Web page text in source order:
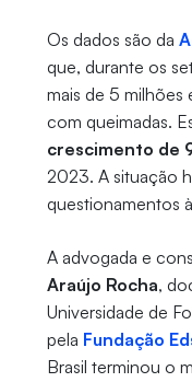
Os dados são da
que, durante os
mais de 5
com queimadas.
crescimento de
2023. A situação
questionamentos
A advogada e
Araújo Rocha,
Universidade de
pela Fundação
Brasil terminou o